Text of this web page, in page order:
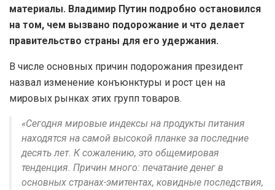
материалы. Владимир Путин подробно остановился
на том, чем вызвано подорожание и что делает
правительство страны для его удержания.
В числе основных причин подорожания президент
назвал изменение конъюнктуры и рост цен на
мировых рынках этих групп товаров.
«Сегодня мировые индексы на продукты питания
находятся на самой высокой планке за последние
десять лет. К сожалению, это общемировая
тенденция. Причин много: печатание денег в
основных странах-эмитентах, ковидные последствия,